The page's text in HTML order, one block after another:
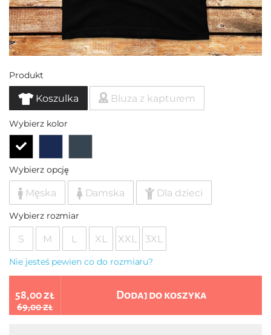
Produkt
Koszulka Bluza z kapturem
Wybierz kolor
Wybierz opcję
Męska Damska Dla dzieci
Wybierz rozmiar
S M L XL XXL 3XL
Nie jesteś pewien co do rozmiaru?
58,00 zł
69,00 zł
Dodaj do koszyka